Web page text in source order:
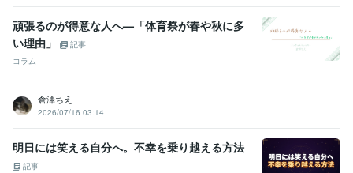
頑張るのが得意な人へ—「体育祭が春や秋に多
い理由」
記事
コラム
倉澤ちえ
2026/07/16 03:14
明日には笑える自分へ。不幸を乗り越える方法
記事